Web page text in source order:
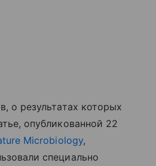
о результатах которых
опубликованной 22
Microbiology,
специально